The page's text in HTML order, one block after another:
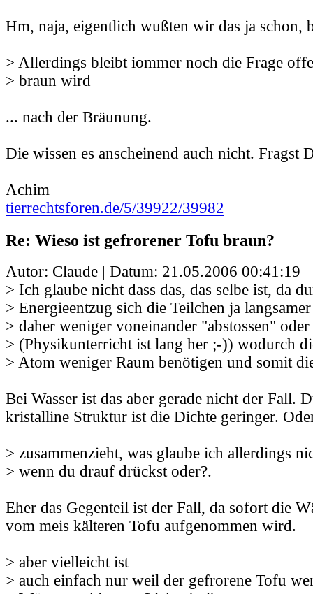
Hm, naja, eigentlich wußten wir das ja schon,
> Allerdings bleibt iommer noch die Frage
> braun wird
... nach der Bräunung.
Die wissen es anscheinend auch nicht. Fragst
Achim
tierrechtsforen.de/5/39922/39982
Re: Wieso ist gefrorener Tofu braun?
Autor: Claude | Datum: 21.05.2006 00:41:19
> Ich glaube nicht dass das, das selbe ist, da
> Energieentzug sich die Teilchen ja
> daher weniger voneinander "abstossen" oder
> (Physikunterricht ist lang her ;-)) wodurch
> Atom weniger Raum benötigen und somit
Bei Wasser ist das aber gerade nicht der Fall.
kristalline Struktur ist die Dichte geringer.
> zusammenzieht, was glaube ich allerdings
> wenn du drauf drückst oder?.
Eher das Gegenteil ist der Fall, da sofort die
vom meis kälteren Tofu aufgenommen wird.
> aber vielleicht ist
> auch einfach nur weil der gefrorene Tofu